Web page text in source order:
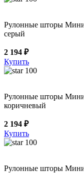
Рулонные шторы
серый
2 194 ₽
Купить
100
Рулонные шторы
коричневый
2 194 ₽
Купить
100
Рулонные шторы